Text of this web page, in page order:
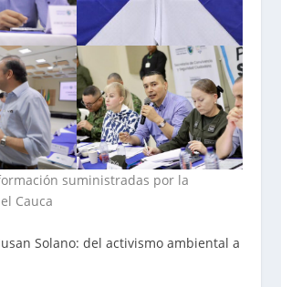
suministradas por la
Cauca
Solano: del activismo ambiental a